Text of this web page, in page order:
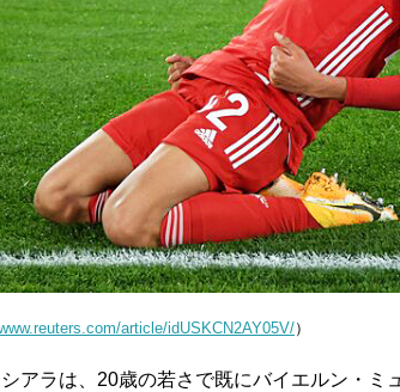
article/idUSKCN2AY05V/）
アラは、20歳の若さで既にバイエルン・ミ